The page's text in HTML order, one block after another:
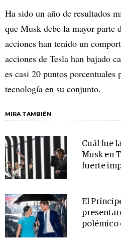
Ha sido un año de resultados
que Musk debe la mayor parte
acciones han tenido un
acciones de Tesla han bajado
es casi 20 puntos porcentuales
tecnología en su conjunto.
MIRA TAMBIÉN
Cuál fue
Musk en
fuerte
El
polémico